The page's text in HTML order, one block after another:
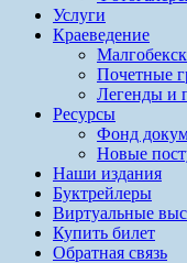
Услуги
Краеведение
Почетные
Легенды и
Ресурсы
Фонд
Новые
Наши издания
Буктрейлеры
Виртуальные
Купить билет
Обратная связь